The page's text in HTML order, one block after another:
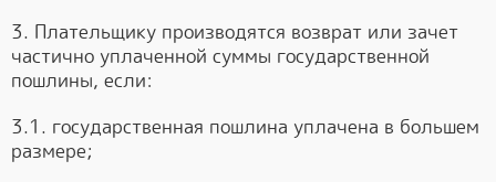
3. Плательщику производятся возврат или зачет
частично уплаченной суммы государственной
пошлины, если:
3.1. государственная пошлина уплачена в большем
размере;